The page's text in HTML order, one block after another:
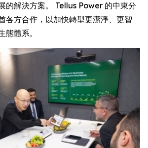
的解決方案。 Tellus Power 的中東分
各方合作，以加快轉型更潔淨、更智
態體系。